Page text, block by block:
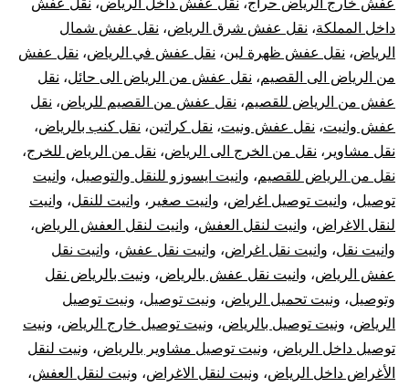
عفش خارج الرياض حراج، نقل عفش داخل الرياض، نقل عفش
داخل المملكة، نقل عفش شرق الرياض، نقل عفش شمال
الرياض، نقل عفش ظهرة لبن، نقل عفش في الرياض، نقل عفش
من الرياض الى القصيم، نقل عفش من الرياض الى حائل، نقل
عفش من الرياض للقصيم، نقل عفش من القصيم للرياض، نقل
عفش وانيت، نقل عفش ونيت، نقل كراتين، نقل كنب بالرياض،
نقل مشاوير ، نقل من الخرج الى الرياض، نقل من الرياض للخرج،
نقل من الرياض للقصيم، وانيت ايسوزو للنقل والتوصيل، وانيت
توصيل، وانيت توصيل اغراض، وانيت صغير ، وانيت للنقل، وانيت
لنقل الاغراض، وانيت لنقل العفش، وانيت لنقل العفش الرياض،
وانيت نقل، وانيت نقل اغراض، وانيت نقل عفش، وانيت نقل
عفش الرياض، وانيت نقل عفش بالرياض، ونيت بالرياض نقل
وتوصيل، ونيت تحميل الرياض، ونيت توصيل، ونيت توصيل
الرياض، ونيت توصيل بالرياض، ونيت توصيل خارج الرياض، ونيت
توصيل داخل الرياض، ونيت توصيل مشاوير بالرياض، ونيت لنقل
الأغراض داخل الرياض، ونيت لنقل الاغراض، ونيت لنقل العفش،